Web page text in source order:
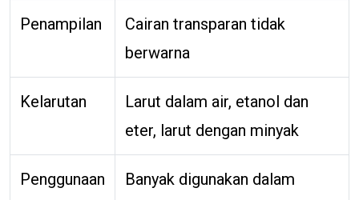
Penampilan
Cairan transparan tidak
berwarna
Kelarutan
Larut dalam air, etanol dan
eter, larut dengan minyak
Penggunaan
Banyak digunakan dalam